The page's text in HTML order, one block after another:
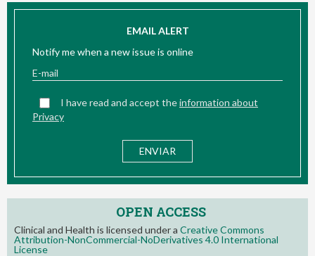
EMAIL ALERT
Notify me when a new issue is online
I have read and accept theinformation about
Privacy
OPEN ACCESS
Clinical and Health is licensed under a Creative Commons
Attribution-NonCommercial-NoDerivatives 4.0 International
License